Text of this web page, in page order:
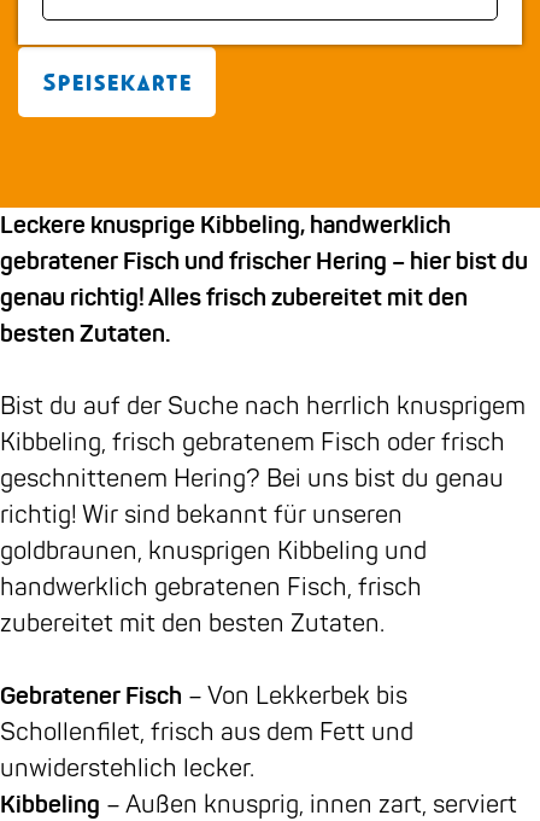
m
e
n
Z
a
s
a
n
e
n
Z
a
i
s
a
a
e
n
s
t
r
a
m
V
s
a
n
Z
a
e
Speisekarte
Leckere knusprige Kibbeling, handwerklich
gebratener Fisch und frischer Hering – hier bist du
genau richtig! Alles frisch zubereitet mit den
besten Zutaten.
Bist du auf der Suche nach herrlich knusprigem
Kibbeling, frisch gebratenem Fisch oder frisch
geschnittenem Hering? Bei uns bist du genau
richtig! Wir sind bekannt für unseren
goldbraunen, knusprigen Kibbeling und
handwerklich gebratenen Fisch, frisch
zubereitet mit den besten Zutaten.
Gebratener Fisch – Von Lekkerbek bis
Schollenfilet, frisch aus dem Fett und
unwiderstehlich lecker.
Kibbeling – Außen knusprig, innen zart, serviert